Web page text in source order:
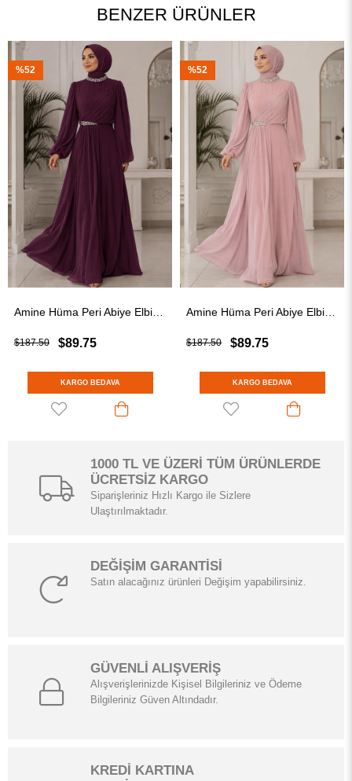
BENZER ÜRÜNLER
Amine Hüma Peri Abiye Elbise Mürdüm Amine Hüma Peri Abiye Elbise Pudra
$187.50
KARGO BEDAVA
$187.50
KARGO BEDAVA
1000 TL VE ÜZERİ TÜM ÜRÜNLERDE
ÜCRETSİZ KARGO
Siparişleriniz Hızlı Kargo ile Sizlere
Ulaştırılmaktadır.
DEĞİŞİM GARANTİSİ
Satın alacağınız ürünleri Değişim yapabilirsiniz.
GÜVENLİ ALIŞVERİŞ
Alışverişlerinizde Kişisel Bilgileriniz ve Ödeme
Bilgileriniz Güven Altındadır.
KREDİ KARTINA